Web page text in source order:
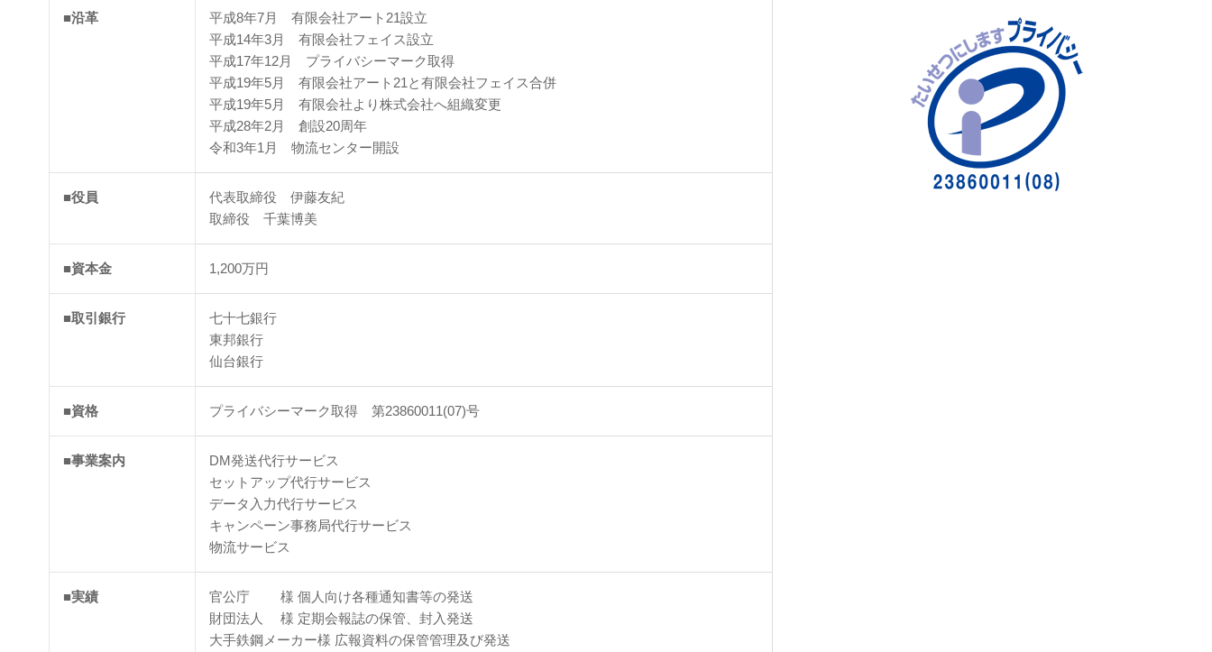
■沿革
平成8年7月 有限会社アート21設立
平成14年3月 有限会社フェイス設立
平成17年12月 プライバシーマーク取得
平成19年5月 有限会社アート21と有限会社フェイス合併
平成19年5月 有限会社より株式会社へ組織変更
平成28年2月 創設20周年
令和3年1月 物流センター開設
■役員
代表取締役 伊藤友紀
取締役 千葉博美
■資本金 1,200万円
■取引銀行
七十七銀行
東邦銀行
仙台銀行
■資格 プライバシーマーク取得 第23860011(07)号
■事業案内
DM発送代行サービス
セットアップ代行サービス
データ入力代行サービス
キャンペーン事務局代行サービス
物流サービス
■実績
官公庁 様 個人向け各種通知書等の発送
財団法人 様 定期会報誌の保管、封入発送
大手鉄鋼メーカー様 広報資料の保管管理及び発送